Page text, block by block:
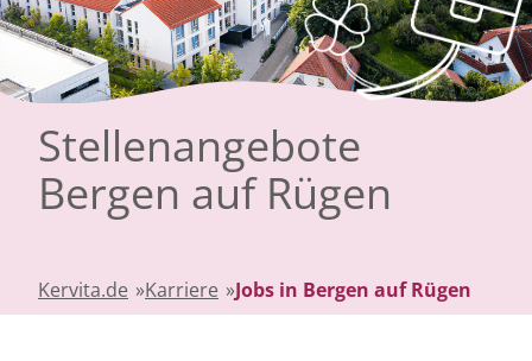
Stellenangebote
Bergen auf Rügen
Kervita.de »Karriere »Jobs in Bergen auf Rügen